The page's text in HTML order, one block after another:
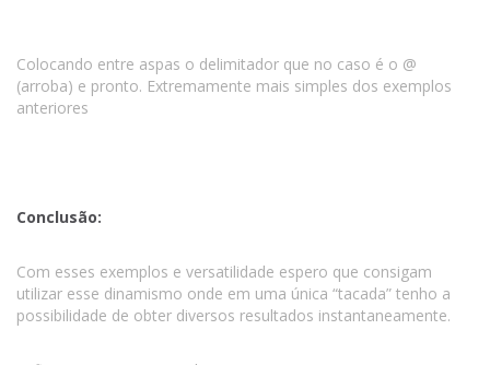
Colocando entre aspas o delimitador que no caso é o @
(arroba) e pronto. Extremamente mais simples dos exemplos
anteriores
Conclusão:
Com esses exemplos e versatilidade espero que consigam
utilizar esse dinamismo onde em uma única “tacada” tenho a
possibilidade de obter diversos resultados instantaneamente.